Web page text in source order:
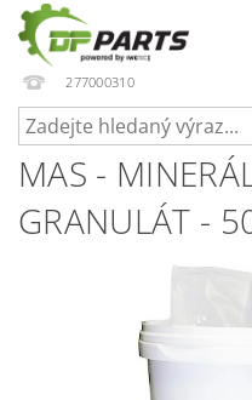
277000310
MAS -
GRANULÁT -